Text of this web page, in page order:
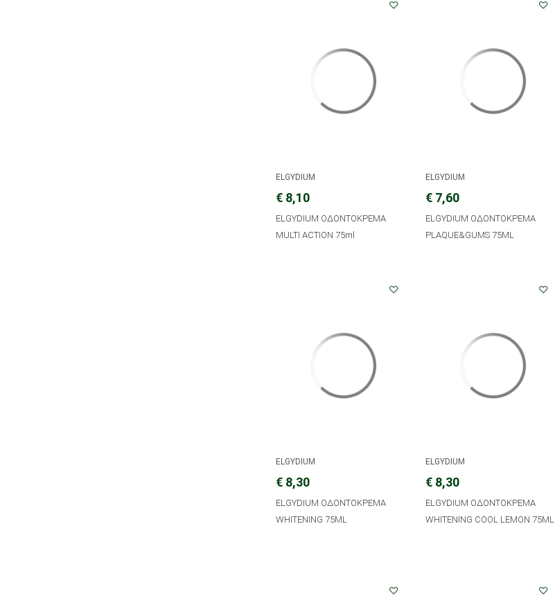
ELGYDIUM
€ 8,10
ELGYDIUM ΟΔΟΝΤΟΚΡΕΜΑ
MULTI ACTION 75ml
ELGYDIUM
€ 7,60
ELGYDIUM ΟΔΟΝΤΟΚΡΕΜΑ
PLAQUE&GUMS 75ML
ELGYDIUM
€ 8,30
ELGYDIUM ΟΔΟΝΤΟΚΡΕΜΑ
WHITENING 75ML
ELGYDIUM
€ 8,30
ELGYDIUM ΟΔΟΝΤΟΚΡΕΜΑ
WHITENING COOL LEMON 75ML